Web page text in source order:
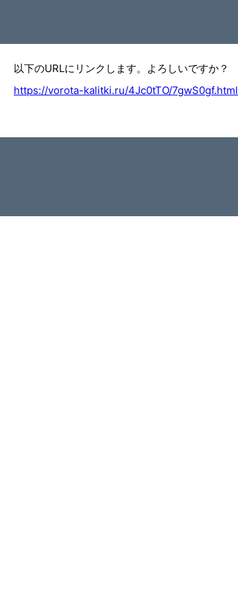
以下のURLにリンクします。よろしいですか？
https://vorota-kalitki.ru/4Jc0tTO/7gwS0gf.html